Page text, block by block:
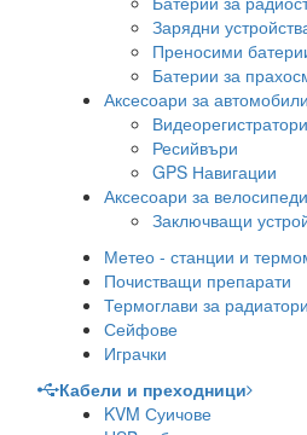
Зарядни
Преносими
Батерии за
Аксесоари за автомобили
Видеорегистратори
Ресийвъри
GPS Навигации
Аксесоари за велосипеди
Заключващи
Метео - станции и
Почистващи препарати
Термоглави за радиатори
Сейфове
Играчки
Кабели и преходници
KVM Суичове